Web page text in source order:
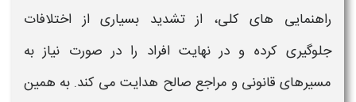
راهنمایی های کلی، از تشدید بسیاری از اختلافات
جلوگیری کرده و در نهایت افراد را در صورت نیاز به
مسیرهای قانونی و مراجع صالح هدایت می کند. به همین